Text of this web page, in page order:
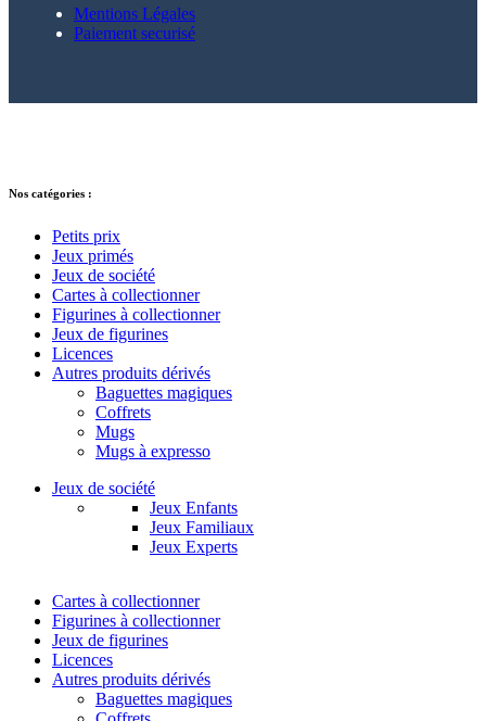
Mentions Légales
Paiement securisé
Nos catégories :
Petits prix
Jeux primés
Jeux de société
Cartes à collectionner
Figurines à collectionner
Jeux de figurines
Licences
Autres produits dérivés
Baguettes magiques
Coffrets
Mugs
Mugs à expresso
Jeux de société
Jeux Enfants
Jeux Familiaux
Jeux Experts
Cartes à collectionner
Figurines à collectionner
Jeux de figurines
Licences
Autres produits dérivés
Baguettes magiques